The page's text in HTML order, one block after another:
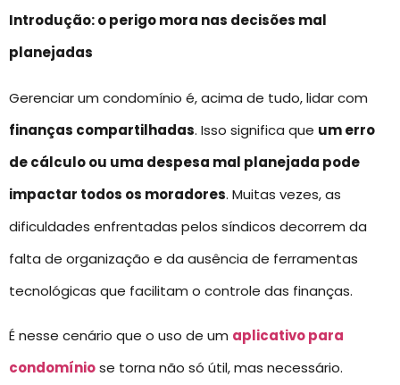
Introdução: o perigo mora nas decisões mal
planejadas
Gerenciar um condomínio é, acima de tudo, lidar com
finanças compartilhadas. Isso significa que um erro
de cálculo ou uma despesa mal planejada pode
impactar todos os moradores. Muitas vezes, as
dificuldades enfrentadas pelos síndicos decorrem da
falta de organização e da ausência de ferramentas
tecnológicas que facilitam o controle das finanças.
É nesse cenário que o uso de um aplicativo para
condomíniose torna não só útil, mas necessário.